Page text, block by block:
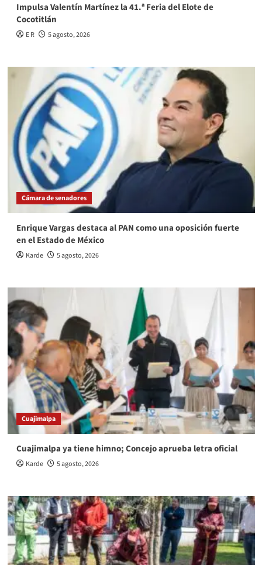
Impulsa Valentín Martínez la 41.ª Feria del Elote de
Cocotitlán
E R 5 agosto, 2026
Cámara de senadores
Enrique Vargas destaca al PAN como una oposición fuerte
en el Estado de México
Karde 5 agosto, 2026
Cuajimalpa
Cuajimalpa ya tiene himno; Concejo aprueba letra oficial
Karde 5 agosto, 2026